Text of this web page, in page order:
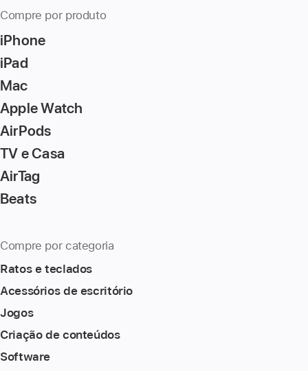
Compre por produto
iPhone
iPad
Mac
Apple Watch
AirPods
TV e Casa
AirTag
Beats
Compre por categoria
Ratos e teclados
Acessórios de escritório
Jogos
Criação de conteúdos
Software